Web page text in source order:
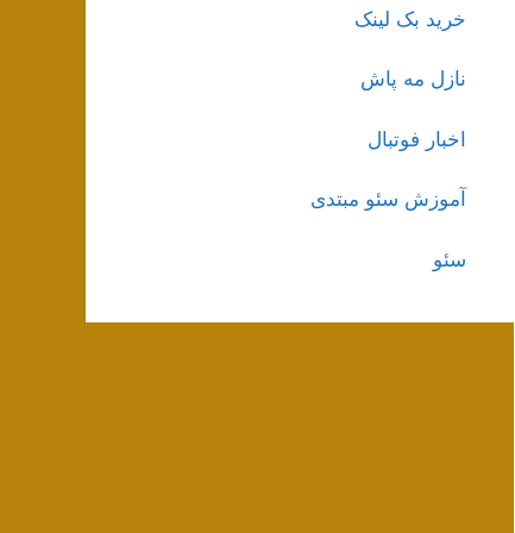
خرید بک لینک
نازل مه پاش
اخبار فوتبال
آموزش سئو مبتدی
سئو